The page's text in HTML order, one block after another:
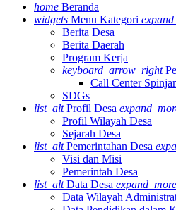
home Beranda
widgets Menu Kategori
Berita Desa
Berita Daerah
Program Kerja
keyboard_arrow_right
Call Center
SDGs
list_alt Profil Desa
Profil Wilayah Desa
Sejarah Desa
list_alt Pemerintahan Desa
Visi dan Misi
Pemerintah Desa
list_alt Data Desa expand_more
Data Wilayah